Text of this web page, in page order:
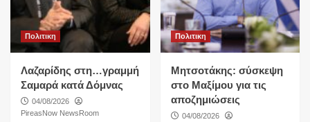
Πολιτικη
Λαζαρίδης στη…γραμμή
Σαμαρά κατά Δόμνας
04/08/2026
PireasNow NewsRoom
Πολιτικη
Μητσοτάκης: σύσκεψη
στο Μαξίμου για τις
αποζημιώσεις
04/08/2026